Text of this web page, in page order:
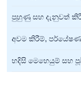
පුහුණු සහ දැනුවත්
අවම කිරීම්, පර්යේෂණ
හදිසි මෙහෙයුම් සහ